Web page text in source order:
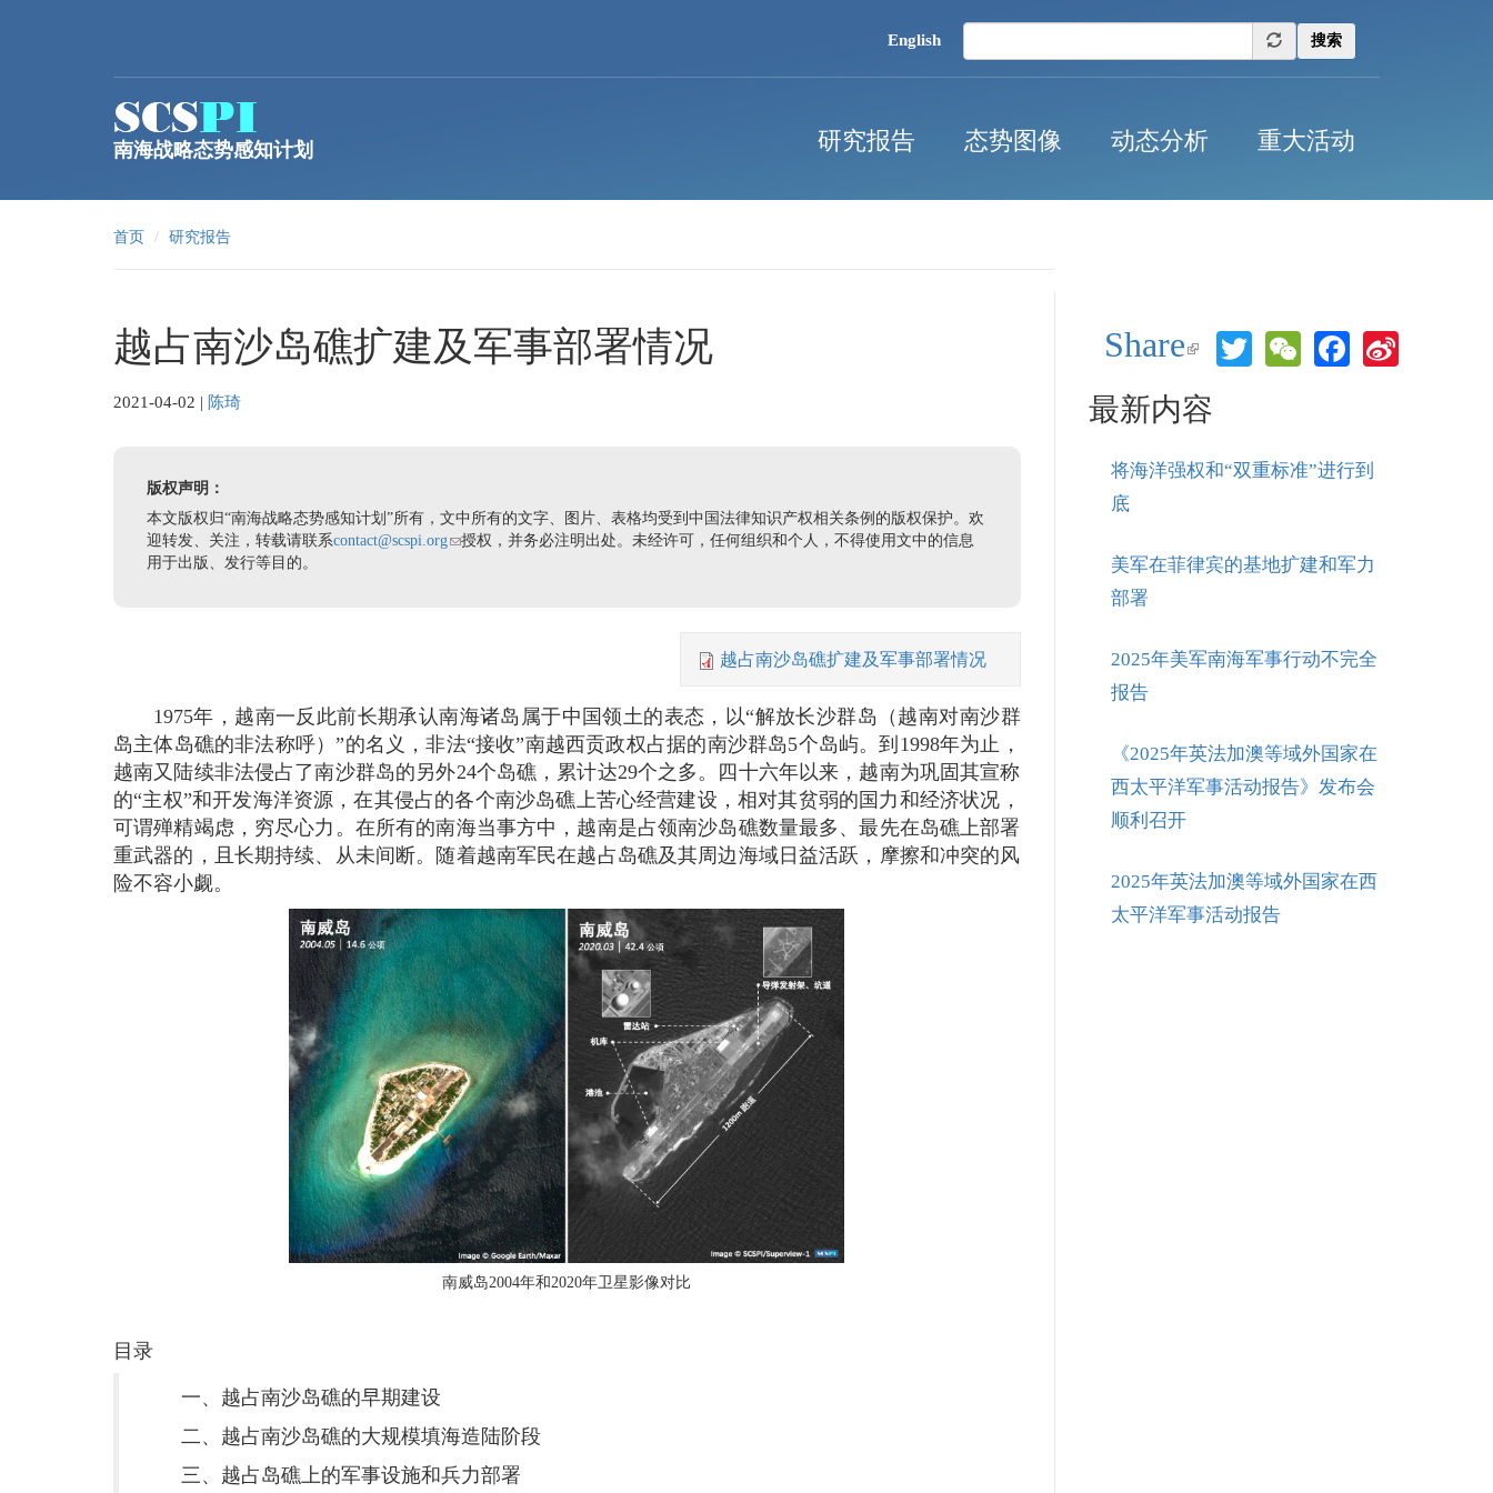
南海战略态势感知计划
搜索
English
研究报告 态势图像 动态分析 重大活动
首页 研究报告
越占南沙岛礁扩建及军事部署情况
版权声明：
本文版权归“南海战略态势感知计划”所有，文中所有的文字、图片、表格均受到中国法律知识产权相关条例的版权保护。欢
迎转发、关注，转载请联系contact@scspi.org(link sends e-mail)
授权，并务必注明出处。未经许可，任何组织和个人，不得使用文中的信息
用于出版、发行等目的。
2021-04-02 | 陈琦
Share
(link is
TwitterWeChatFacebook
Sina
越占南沙岛礁扩建及军事部署情况
1975年，越南一反此前长期承认南海诸岛属于中国领土的表态，以“解放长沙群岛（越南对南沙群
岛主体岛礁的非法称呼）”的名义，非法“接收”南越西贡政权占据的南沙群岛5个岛屿。到1998年为止，
越南又陆续非法侵占了南沙群岛的另外24个岛礁，累计达29个之多。四十六年以来，越南为巩固其宣称
的“主权”和开发海洋资源，在其侵占的各个南沙岛礁上苦心经营建设，相对其贫弱的国力和经济状况，
可谓殚精竭虑，穷尽心力。在所有的南海当事方中，越南是占领南沙岛礁数量最多、最先在岛礁上部署
重武器的，且长期持续、从未间断。随着越南军民在越占岛礁及其周边海域日益活跃，摩擦和冲突的风
险不容小觑。
南威岛2004年和2020年卫星影像对比
目录
一、越占南沙岛礁的早期建设
二、越占南沙岛礁的大规模填海造陆阶段
三、越占岛礁上的军事设施和兵力部署
最新内容
将海洋强权和“双重标准”进行到
底
美军在菲律宾的基地扩建和军力
部署
2025年美军南海军事行动不完全
报告
《2025年英法加澳等域外国家在
西太平洋军事活动报告》发布会
顺利召开
2025年英法加澳等域外国家在西
太平洋军事活动报告